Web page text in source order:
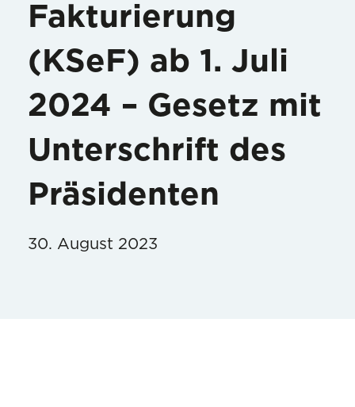
Fakturierung
(KSeF) ab 1. Juli
2024 – Gesetz mit
Unterschrift des
Präsidenten
30. August 2023